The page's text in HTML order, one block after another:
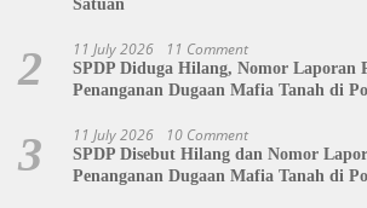
Satuan
2 11 July 2026 11 Comment
SPDP Diduga Hilang, Nomor Laporan
Penanganan Dugaan Mafia Tanah di
3 11 July 2026 10 Comment
SPDP Disebut Hilang dan Nomor
Penanganan Dugaan Mafia Tanah di